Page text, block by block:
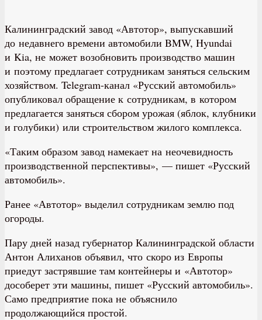
Калининградский завод «Автотор», выпускавший
до недавнего времени автомобили BMW, Hyundai
и Kia, не может возобновить производство машин
и поэтому предлагает сотрудникам заняться сельским
хозяйством. Telegram-канал «Русский автомобиль»
опубликовал обращение к сотрудникам, в котором
предлагается заняться сбором урожая (яблок, клубники
и голубики) или строительством жилого комплекса.
«Таким образом завод намекает на неочевидность
производственной перспективы», — пишет «Русский
автомобиль».
Ранее «Автотор» выделил сотрудникам землю под
огороды.
Пару дней назад губернатор Калининградской области
Антон Алиханов объявил, что скоро из Европы
приедут застрявшие там контейнеры и «Автотор»
дособерет эти машины, пишет «Русский автомобиль».
Само предприятие пока не объяснило
продолжающийся простой.